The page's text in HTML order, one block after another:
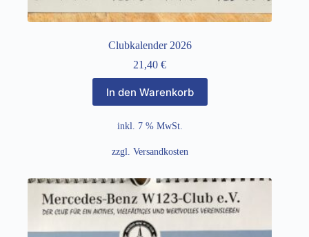
Clubkalender 2026
21,40€
In den Warenkorb
inkl. 7 % MwSt.
zzgl. Versandkosten